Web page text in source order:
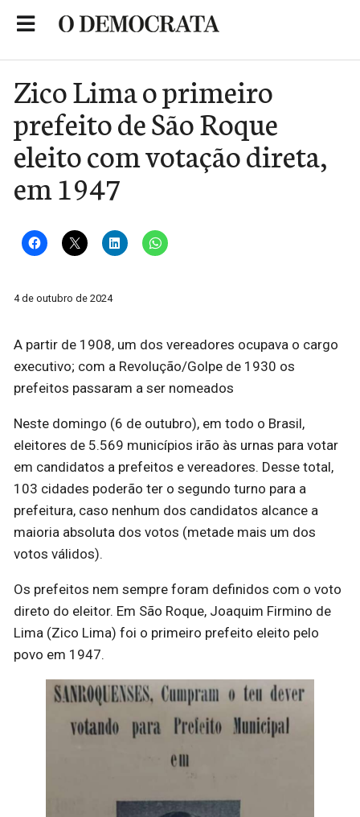
Zico Lima o primeiro
prefeito de São Roque
eleito com votação direta,
em 1947
4 de outubro de 2024
A partir de 1908, um dos vereadores ocupava o cargo
executivo; com a Revolução/Golpe de 1930 os
prefeitos passaram a ser nomeados
Neste domingo (6 de outubro), em todo o Brasil,
eleitores de 5.569 municípios irão às urnas para votar
em candidatos a prefeitos e vereadores. Desse total,
103 cidades poderão ter o segundo turno para a
prefeitura, caso nenhum dos candidatos alcance a
maioria absoluta dos votos (metade mais um dos
votos válidos).
Os prefeitos nem sempre foram definidos com o voto
direto do eleitor. Em São Roque, Joaquim Firmino de
Lima (Zico Lima) foi o primeiro prefeito eleito pelo
povo em 1947.